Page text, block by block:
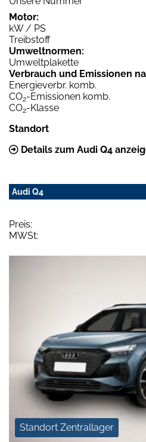
Motor:
kW / PS
Treibstoff
Umweltnormen:
Umweltplakette
Verbrauch und Emissionen
Energieverbr. komb.
CO2-Emissionen komb.
CO2-Klasse
Standort
Details zum Audi Q4
Audi Q4
Preis:
MWSt:
Standort Zentrallager